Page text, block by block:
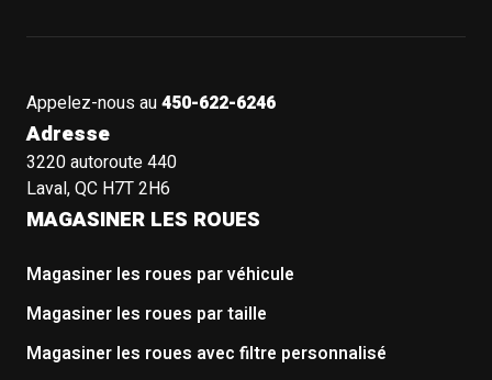
Appelez-nous au450-622-6246
Adresse
3220 autoroute 440
Laval, QC H7T 2H6
MAGASINER LES ROUES
Magasiner les roues par véhicule
Magasiner les roues par taille
Magasiner les roues avec filtre personnalisé